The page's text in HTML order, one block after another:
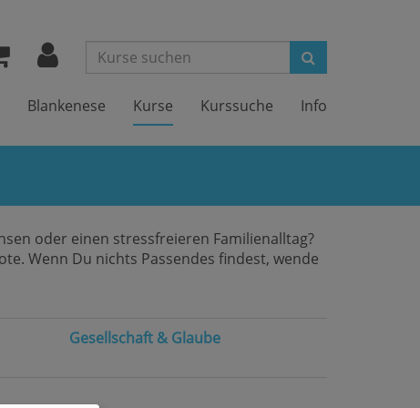
Suchen
Blankenese Kurse Kurssuche Info
oder einen stressfreieren Familienalltag?
Wenn Du nichts Passendes findest, wende
Gesellschaft & Glaube